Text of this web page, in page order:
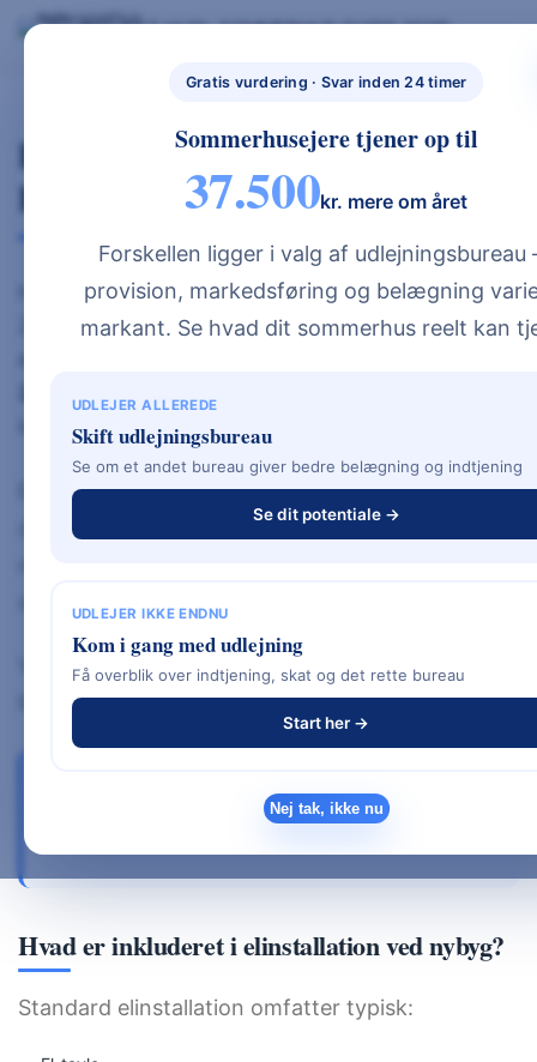
Gratis vurdering · Svar inden 24 timer
Sommerhusejere tjener op til
37.500kr. mere om året
Forskellen ligger i valg af
provision, markedsføring og belægning
markant. Se hvad dit sommerhus reelt kan
UDLEJER ALLEREDE
Skift udlejningsbureau
Se om et andet bureau giver bedre belægning og indtjening
Se dit potentiale →
UDLEJER IKKE ENDNU
Kom i gang med udlejning
Få overblik over indtjening, skat og det rette bureau
Start her →
Nej tak, ikke nu
BYG NYT HUS & UDLEJ DIT SOMMERHUS – GUIDES, PRISER OG BEREGNERE".BYG NYT HUS SOMMERHUS GUIDE 2026
Elinstallation Pris Nybyg (2026) –
Hvad Koster El I Nyt Hus?
Hvad er prisen på elinstallation ved nybyg i
2026? For et a lmindeligt parcelhus ligger
installationer og valg af løsninger.
Elinstallation er en af de poster, der ofte bliver
dyrere end forventet – især hvis man vælger
smarthome-løsninger.
Vil du have det samlede overblik over alle
byggeudgifter
Hvad er inkluderet i elinstallation ved nybyg?
Standard elinstallation omfatter typisk: